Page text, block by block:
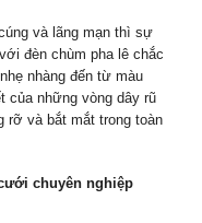
và lãng mạn thì sự
đèn chùm pha lê chắc
nhàng đến từ màu
của những vòng dây rũ
rỡ và bắt mắt trong toàn
chuyên nghiệp